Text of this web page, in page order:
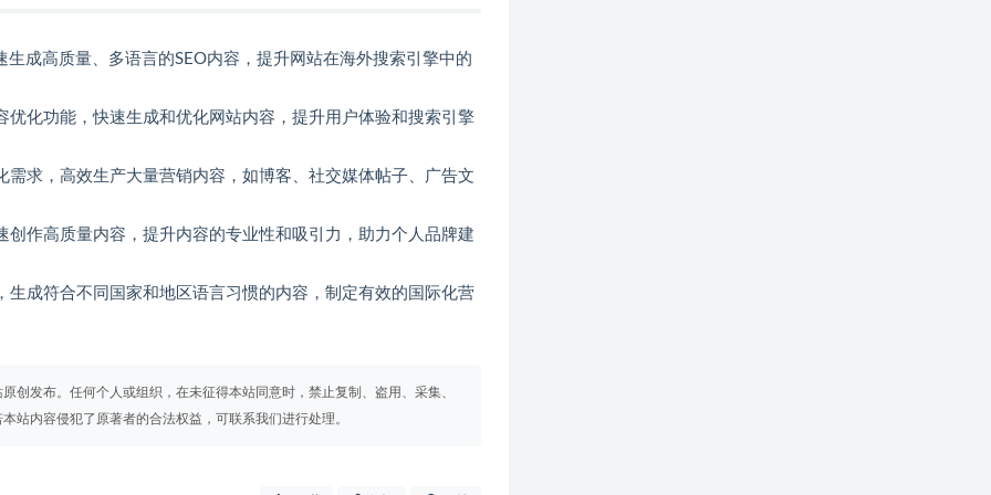
生成高质量、多语言的SEO内容，提升网站在海外搜索引擎中的
优化功能，快速生成和优化网站内容，提升用户体验和搜索引擎
需求，高效生产大量营销内容，如博客、社交媒体帖子、广告文
创作高质量内容，提升内容的专业性和吸引力，助力个人品牌建
生成符合不同国家和地区语言习惯的内容，制定有效的国际化营
创发布。任何个人或组织，在未征得本站同意时，禁止复制、盗用、采集、
站内容侵犯了原著者的合法权益，可联系我们进行处理。